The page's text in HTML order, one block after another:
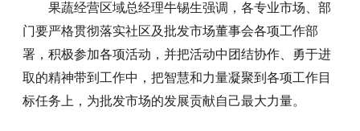
果蔬经营区域总经理牛锡生强调，各专业市场、部
门要严格贯彻落实社区及批发市场董事会各项工作部
署，积极参加各项活动，并把活动中团结协作、勇于进
取的精神带到工作中，把智慧和力量凝聚到各项工作目
标任务上，为批发市场的发展贡献自己最大力量。